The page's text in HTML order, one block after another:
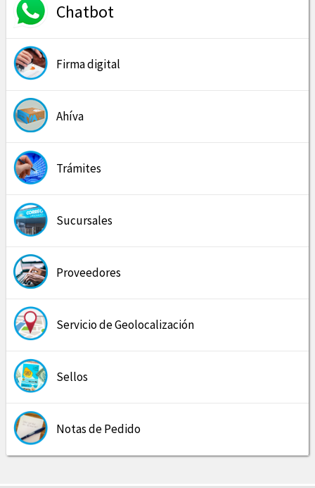
Chatbot
Firma digital
Ahíva
Trámites
Sucursales
Proveedores
Servicio de Geolocalización
Sellos
Notas de Pedido